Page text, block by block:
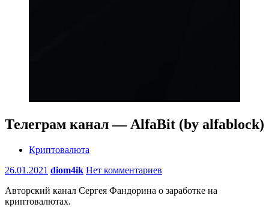
Телеграм канал — AlfaBit (by alfablock)
Криптовалюта
26.01.2021 diom4ik Нет комментариев
Авторский канал Сергея Фандорина о заработке на
криптовалютах.